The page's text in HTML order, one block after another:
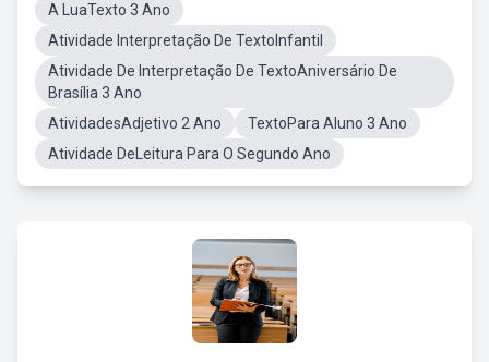
A LuaTexto 3 Ano
Atividade Interpretação De TextoInfantil
Atividade De Interpretação De TextoAniversário De
Brasília 3 Ano
AtividadesAdjetivo 2 Ano
TextoPara Aluno 3 Ano
Atividade DeLeitura Para O Segundo Ano